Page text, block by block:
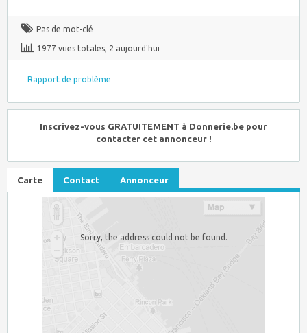
Pas de mot-clé
1977 vues totales, 2 aujourd'hui
Rapport de problème
Inscrivez-vous GRATUITEMENT à Donnerie.be pour
contacter cet annonceur !
Carte Contact Annonceur
Sorry, the address could not be found.